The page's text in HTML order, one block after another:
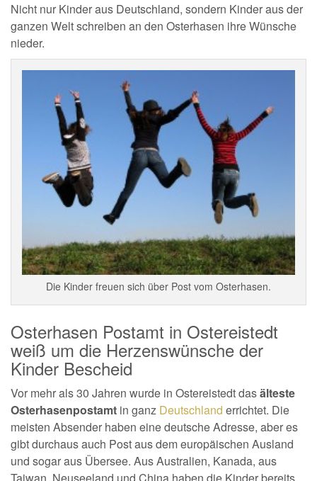
Nicht nur Kinder aus Deutschland, sondern Kinder aus der
ganzen Welt schreiben an den Osterhasen ihre Wünsche
nieder.
Die Kinder freuen sich über Post vom Osterhasen.
Osterhasen Postamt in Ostereistedt
weiß um die Herzenswünsche der
Kinder Bescheid
Vor mehr als 30 Jahren wurde in Ostereistedt dasälteste
Osterhasenpostamt in ganz Deutschland errichtet. Die
meisten Absender haben eine deutsche Adresse, aber es
gibt durchaus auch Post aus dem europäischen Ausland
und sogar aus Übersee. Aus Australien, Kanada, aus
Taiwan, Neuseeland und China haben die Kinder bereits